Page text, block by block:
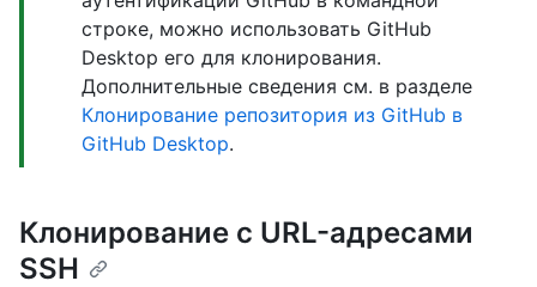
строке, можно использовать GitHub
Desktop его для клонирования.
Дополнительные сведения см. в разделе
Клонирование репозитория из GitHub в
GitHub Desktop.
Клонирование с URL-адресами
SSH